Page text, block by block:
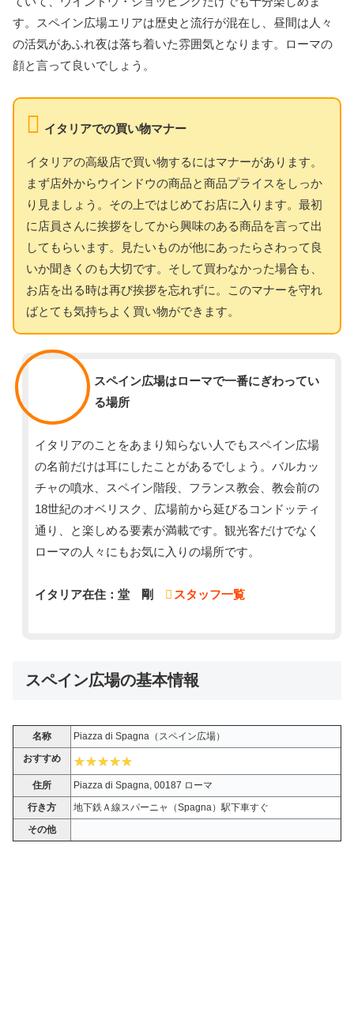
す。スペイン広場エリアは歴史と流行が混在し、昼間は人々
の活気があふれ夜は落ち着いた雰囲気となります。ローマの
顔と言って良いでしょう。
イタリアでの買い物マナー
イタリアの高級店で買い物するにはマナーがあります。
まず店外からウインドウの商品と商品プライスをしっか
り見ましょう。その上ではじめてお店に入ります。最初
に店員さんに挨拶をしてから興味のある商品を言って出
してもらいます。見たいものが他にあったらさわって良
いか聞きくのも大切です。そして買わなかった場合も、
お店を出る時は再び挨拶を忘れずに。このマナーを守れ
ばとても気持ちよく買い物ができます。
スペイン広場はローマで一番にぎわってい
る場所
イタリアのことをあまり知らない人でもスペイン広場
の名前だけは耳にしたことがあるでしょう。バルカッ
チャの噴水、スペイン階段、フランス教会、教会前の
18世紀のオベリスク、広場前から延びるコンドッティ
通り、と楽しめる要素が満載です。観光客だけでなく
ローマの人々にもお気に入りの場所です。
イタリア在住：堂 剛 スタッフ一覧
スペイン広場の基本情報
名称
Piazza di Spagna（スペイン広場）
おすすめ
住所
Piazza di Spagna, 00187 ローマ
行き方
地下鉄Ａ線スパーニャ（Spagna）駅下車すぐ
その他